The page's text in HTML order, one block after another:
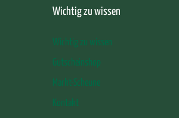
Wichtig zu wissen
Wichtig zu wissen
Gutscheinshop
Markt-Scheune
Kontakt